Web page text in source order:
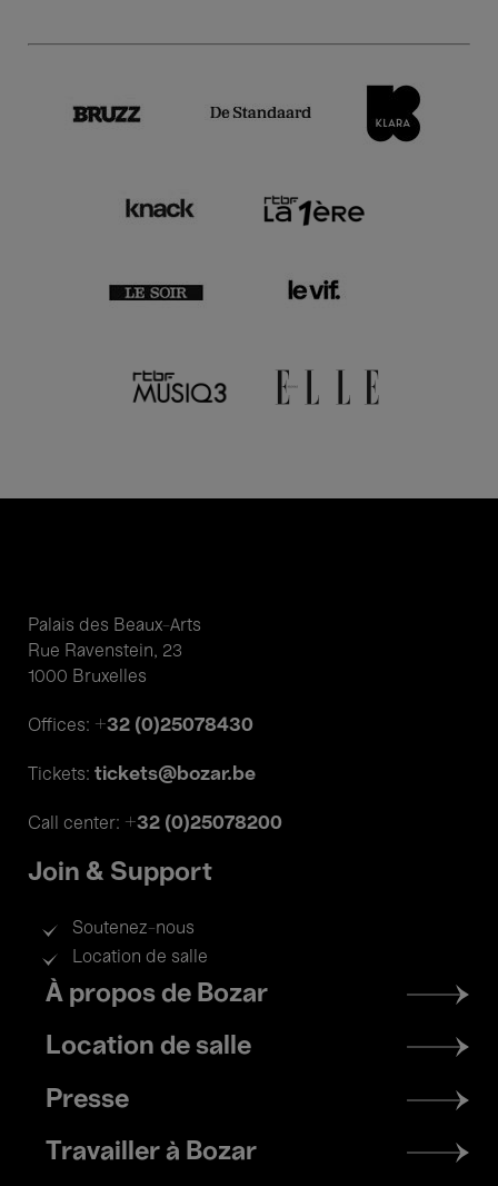
Palais des Beaux-Arts
Rue Ravenstein, 23
1000 Bruxelles
Offices: +32 (0)25078430
Tickets: tickets@bozar.be
Call center: +32 (0)25078200
Join & Support
Soutenez-nous
Location de salle
Footer
menu
À propos de Bozar
Location de salle
Presse
Travailler à Bozar